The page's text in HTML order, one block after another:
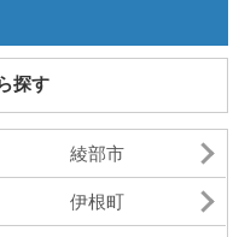
探す
綾部市
伊根町